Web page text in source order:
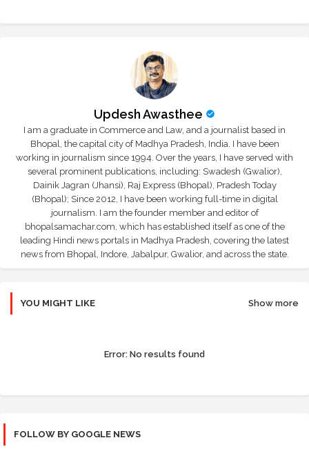
Updesh Awasthee
I am a graduate in Commerce and Law, and a journalist based in
Bhopal, the capital city of Madhya Pradesh, India. I have been
working in journalism since 1994. Over the years, I have served with
several prominent publications, including: Swadesh (Gwalior),
Dainik Jagran (Jhansi), Raj Express (Bhopal), Pradesh Today
(Bhopal); Since 2012, I have been working full-time in digital
journalism. I am the founder member and editor of
bhopalsamachar.com, which has established itself as one of the
leading Hindi news portals in Madhya Pradesh, covering the latest
news from Bhopal, Indore, Jabalpur, Gwalior, and across the state.
YOU MIGHT LIKE Show more
Error: No results found
FOLLOW BY GOOGLE NEWS